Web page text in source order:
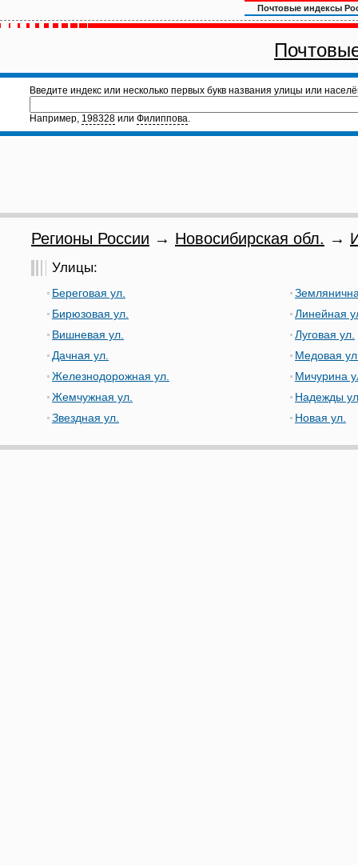
Почтовые индексы
Введите индекс или несколько первых букв названия улицы или
Например, 198328 или Филиппова.
Регионы России → Новосибирская обл. →
Улицы:
Береговая ул.
Бирюзовая ул.
Вишневая ул.
Дачная ул.
Железнодорожная ул.
Жемчужная ул.
Звездная ул.
Линейная
Луговая ул.
Медовая
Мичурина
Надежды
Новая ул.